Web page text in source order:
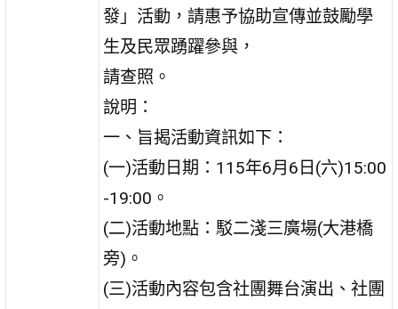
發」活動，請惠予協助宣傳並鼓勵學
生及民眾踴躍參與，
請查照。
說明：
一、旨揭活動資訊如下：
(一)活動日期：115年6月6日(六)15:00
-19:00。
(二)活動地點：駁二淺三廣場(大港橋
旁)。
(三)活動內容包含社團舞台演出、社團